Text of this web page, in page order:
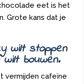
eet is het
Grote kans dat je
wilt stoppen
bouwen.
vermijden cafeïne